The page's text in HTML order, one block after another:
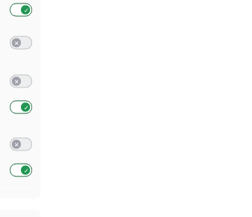
zu Messung der Performance von Inhalten
zu Analyse von Zielgruppen durch Statistiken oder Kombinationen von
zu Entwicklung und Verbesserung der Angebote